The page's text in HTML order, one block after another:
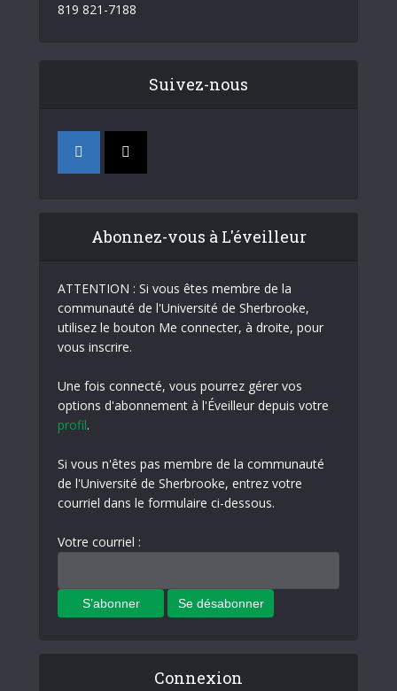
819 821-7188
Suivez-nous
Abonnez-vous à L'éveilleur
ATTENTION : Si vous êtes membre de la
communauté de l'Université de Sherbrooke,
utilisez le bouton Me connecter, à droite, pour
vous inscrire.
Une fois connecté, vous pourrez gérer vos
options d'abonnement à l'Éveilleur depuis votre
profil.
Si vous n'êtes pas membre de la communauté
de l'Université de Sherbrooke, entrez votre
courriel dans le formulaire ci-dessous.
Votre courriel :
Connexion